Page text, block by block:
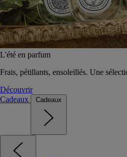
L'été en parfum
Frais, pétillants, ensoleillés. Une
Découvrir
Cadeaux
Cadeaux